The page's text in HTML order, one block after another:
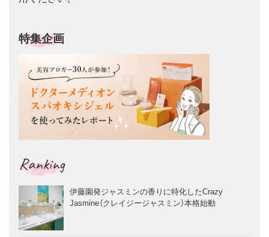
特集企画
Ranking
伊藤園発ジャスミンの香りに特化したCrazy
Jasmine（クレイジージャスミン）本格始動